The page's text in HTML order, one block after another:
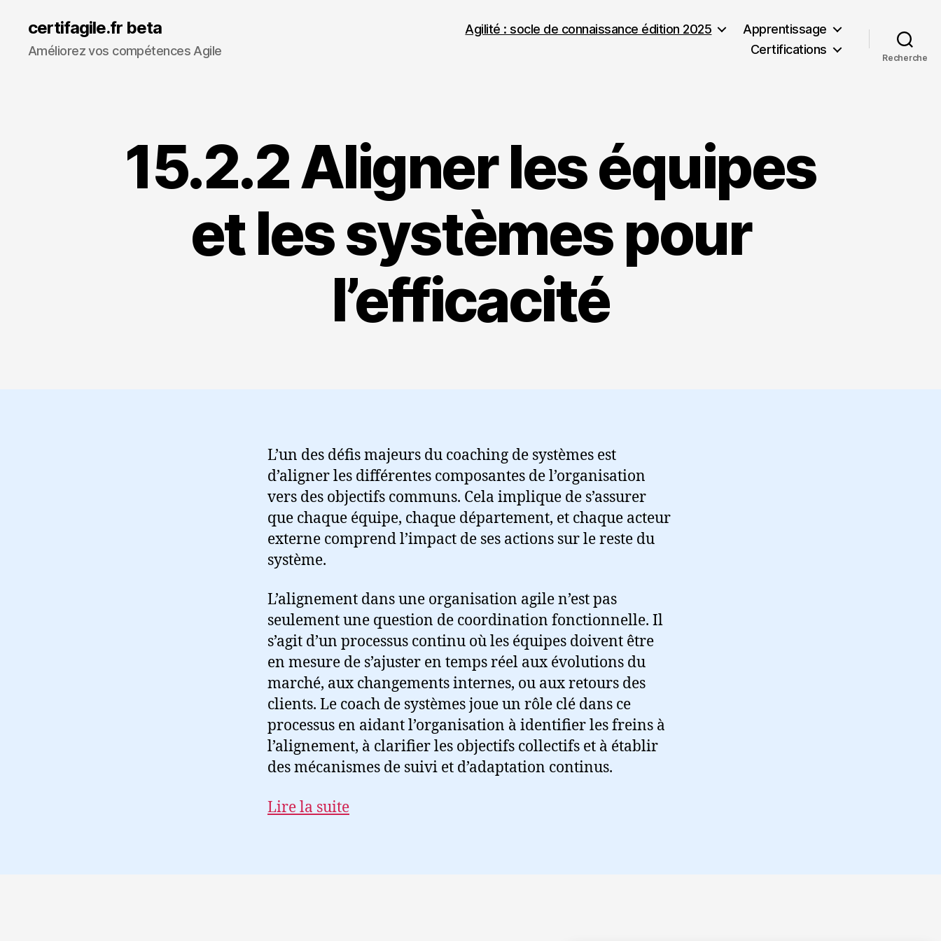
certifagile.fr beta
Améliorez vos compétences Agile
Agilité : socle de connaissance édition 2025
Apprentissage
Certifications
Recherche
15.2.2 Aligner les équipes
et les systèmes pour
l’efficacité
L’un des défis majeurs du coaching de systèmes est
d’aligner les différentes composantes de l’organisation
vers des objectifs communs. Cela implique de s’assurer
que chaque équipe, chaque département, et chaque acteur
externe comprend l’impact de ses actions sur le reste du
système.
L’alignement dans une organisation agile n’est pas
seulement une question de coordination fonctionnelle. Il
s’agit d’un processus continu où les équipes doivent être
en mesure de s’ajuster en temps réel aux évolutions du
marché, aux changements internes, ou aux retours des
clients. Le coach de systèmes joue un rôle clé dans ce
processus en aidant l’organisation à identifier les freins à
l’alignement, à clarifier les objectifs collectifs et à établir
des mécanismes de suivi et d’adaptation continus.
Lire la suite